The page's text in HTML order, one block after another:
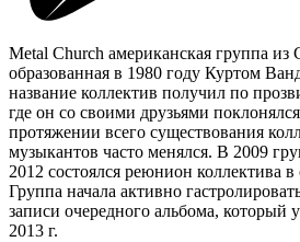
Metal Church американская группа
образованная в 1980 году Куртом
название коллектив получил по
где он со своими друзьями
протяжении всего существования
музыкантов часто менялся. В 2009
2012 состоялся реюнион коллектива в
Группа начала активно
записи очередного альбома, который
2013 г.